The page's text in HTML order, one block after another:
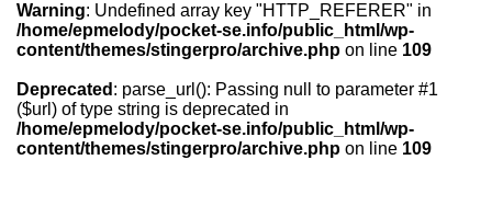
お問合せ
Warning: Undefined array key "HTTP_REFERER" in
/home/epmelody/pocket-se.info/public_html/wp-
content/themes/stingerpro/archive.php on line 109
Deprecated : parse_url(): Passing null to parameter #1
($url) of type string is deprecated in
/home/epmelody/pocket-se.info/public_html/wp-
content/themes/stingerpro/archive.php on line 109